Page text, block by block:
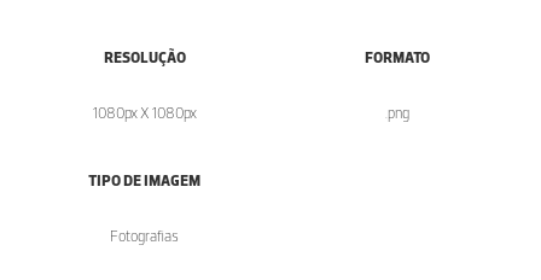
RESOLUÇÃO
1080px X 1080px
FORMATO
.png
TIPO DE IMAGEM
Fotografias